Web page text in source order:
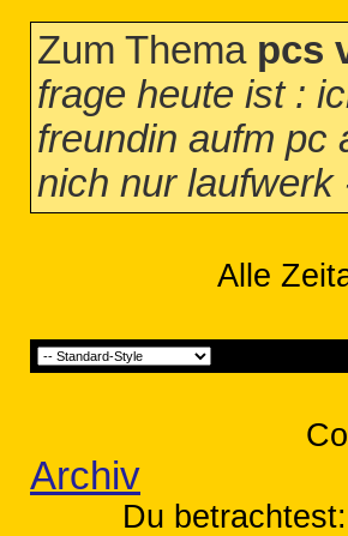
Zum Thema pcs
frage heute ist :
freundin aufm pc
nich nur
Alle
Archiv
Du